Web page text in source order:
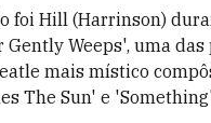
foi Hill (Harrinson)
Weeps', uma das
mais místico
The Sun' e